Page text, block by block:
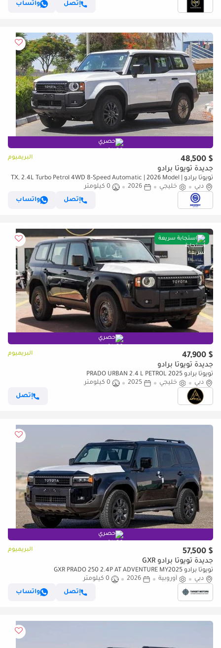
إتصل واتساب
حصري
$ 48,500 البريميوم
جديدة تويوتا برادو
تويوتا برادو TX, 2.4L Turbo Petrol 4WD 8-Speed Automatic | 2026 Model |
For Export
دبي خليجي 2026
0 كيلومتر
إتصل
واتساب
استجابة سريعة
حصري
$ 47,900 البريميوم
جديدة تويوتا برادو
تويوتا برادو PRADO URBAN 2.4 L PETROL 2025
دبي
خليجي 2025
0 كيلومتر
إتصل
حصري
$ 57,500 البريميوم
جديدة تويوتا برادو GXR
تويوتا برادو GXR PRADO 250 2.4P AT ADVENTURE MY2025
دبي
أوروبية 2026
0 كيلومتر
إتصل
واتساب